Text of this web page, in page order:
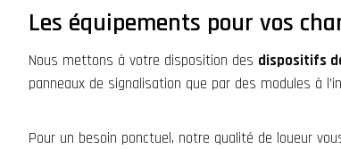
Les équipements pour vos
Nous mettons à votre disposition des dispositifs
panneaux de signalisation que par des modules à
Pour un besoin ponctuel, notre qualité de loueur